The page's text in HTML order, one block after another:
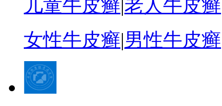
儿童牛皮癣|老人牛皮癣
女性牛皮癣|男性牛皮癣